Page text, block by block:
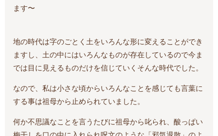
ます〜
地の時代は字のごとく土をいろんな形に変えることができ
ますし、土の中にはいろんなものが存在しているので今ま
では目に見えるものだけを信じていくそんな時代でした。
なので、私は小さな頃からいろんなことを感じても言葉に
する事は祖母から止められていました。
何か不思議なことを言うたびに祖母から叱られ、酸っぱい